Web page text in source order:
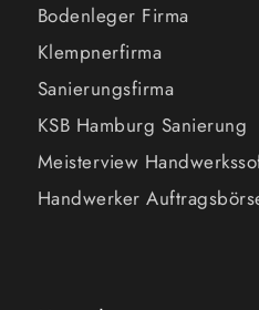
Bodenleger Firma
Klempnerfirma
Sanierungsfirma
KSB Hamburg Sanierung
Meisterview
Handwerker